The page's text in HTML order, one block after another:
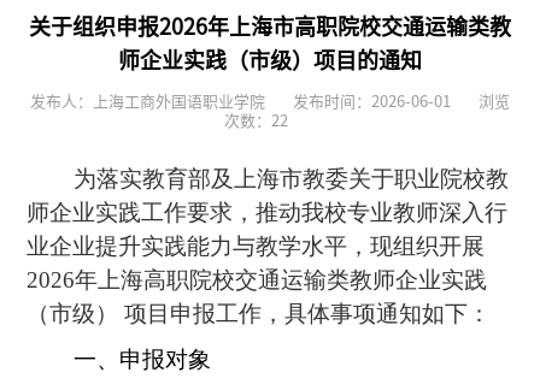
关于组织申报2026年上海市高职院校交通运输类教
师企业实践（市级）项目的通知
发布人：上海工商外国语职业学院 发布时间：2026-06-01
浏览
次数： 22
为落实教育部及上海市教委关于职业院校教
师企业实践工作要求，推动我校专业教师深入行
业企业提升实践能力与教学水平，现组织开展
2026年上海高职院校交通运输类教师企业实践
（市级） 项目申报工作，具体事项通知如下：
一、申报对象